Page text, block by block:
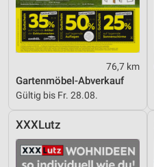
76,7 km
Gartenmöbel-Abverkauf
Gültig bis Fr. 28.08.
XXXLutz